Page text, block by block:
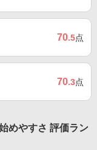
70.5点
70.3点
めやすさ 評価ラン